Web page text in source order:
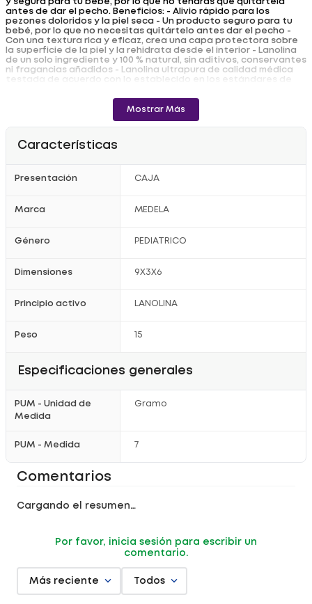
y segura para tu bebé, por lo que no tendrás que quitártela
antes de dar el pecho. Beneficios: - Alivio rápido para los
pezones doloridos y la piel seca - Un producto seguro para tu
bebé, por lo que no necesitas quitártelo antes dar el pecho -
Con una textura rica y eficaz, crea una capa protectora sobre
la superficie de la piel y la rehidrata desde el interior - Lanolina
de un solo ingrediente y 100 % natural, sin aditivos, conservantes
ni fragancias añadidos - Lanolina ultrapura de calidad médica
europea y estadounidense - Testada dermatológicamente,
hipoalergénica y apta para pieles sensibles.
Mostrar Más
Características
Presentación CAJA
Marca MEDELA
Género PEDIATRICO
Dimensiones 9X3X6
Principio activo LANOLINA
Peso 15
Especificaciones generales
PUM - Unidad de
Medida
Gramo
PUM - Medida 7
Comentarios
Cargando el resumen…
Por favor, inicia sesión para escribir un
comentario.
Más reciente Todos